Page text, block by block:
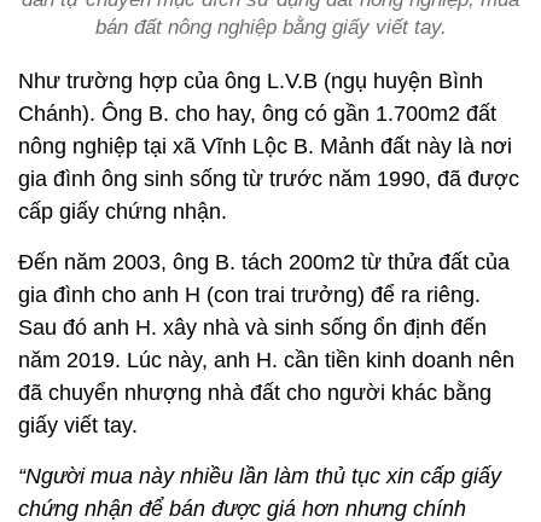
bán đất nông nghiệp bằng giấy viết tay.
Như trường hợp của ông L.V.B (ngụ huyện Bình
Chánh). Ông B. cho hay, ông có gần 1.700m2 đất
nông nghiệp tại xã Vĩnh Lộc B. Mảnh đất này là nơi
gia đình ông sinh sống từ trước năm 1990, đã được
cấp giấy chứng nhận.
Đến năm 2003, ông B. tách 200m2 từ thửa đất của
gia đình cho anh H (con trai trưởng) để ra riêng.
Sau đó anh H. xây nhà và sinh sống ổn định đến
năm 2019. Lúc này, anh H. cần tiền kinh doanh nên
đã chuyển nhượng nhà đất cho người khác bằng
giấy viết tay.
“Người mua này nhiều lần làm thủ tục xin cấp giấy
chứng nhận để bán được giá hơn nhưng chính